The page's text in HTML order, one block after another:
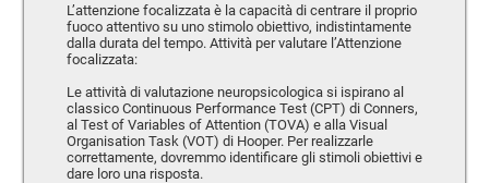
L’attenzione focalizzata è la capacità di centrare il proprio
fuoco attentivo su uno stimolo obiettivo, indistintamente
dalla durata del tempo. Attività per valutare l’Attenzione
focalizzata:
Le attività di valutazione neuropsicologica si ispirano al
classico Continuous Performance Test (CPT) di Conners,
al Test of Variables of Attention (TOVA) e alla Visual
Organisation Task (VOT) di Hooper. Per realizzarle
correttamente, dovremmo identificare gli stimoli obiettivi e
dare loro una risposta.